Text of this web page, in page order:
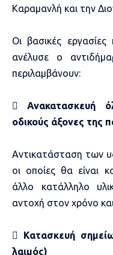
Καραμανλή και την
Οι βασικές
ανέλυσε ο
περιλαμβάνουν:

Ανακατασκευή
οδικούς άξονες της
Αντικατάσταση των
οι οποίες θα είναι
άλλο κατάλληλο
αντοχή στον χρόνο
 Κατασκευή
λαιμός)